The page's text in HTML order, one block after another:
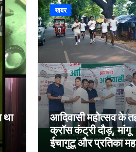
था
खबर
आदिवासी महोत्सव के
क्रॉस कंट्री दौड़, मांगू
ईचागुटू और प्रतिका